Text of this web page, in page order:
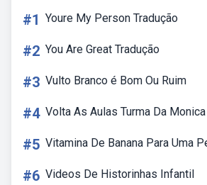
#1 Youre My Person Tradução
#2 You Are Great Tradução
#3 Vulto Branco é Bom Ou Ruim
#4 Volta As Aulas Turma Da Monica
#5 Vitamina De Banana Para Uma
#6 Videos De Historinhas Infantil